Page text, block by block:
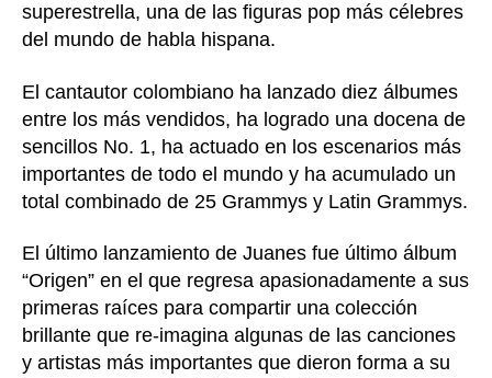
superestrella, una de las figuras pop más célebres
del mundo de habla hispana.
El cantautor colombiano ha lanzado diez álbumes
entre los más vendidos, ha logrado una docena de
sencillos No. 1, ha actuado en los escenarios más
importantes de todo el mundo y ha acumulado un
total combinado de 25 Grammys y Latin Grammys.
El último lanzamiento de Juanes fue último álbum
“Origen” en el que regresa apasionadamente a sus
primeras raíces para compartir una colección
brillante que re-imagina algunas de las canciones
y artistas más importantes que dieron forma a su